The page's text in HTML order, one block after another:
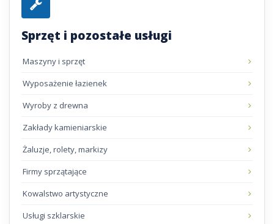
Sprzęt i pozostałe usługi
Maszyny i sprzęt
Wyposażenie łazienek
Wyroby z drewna
Zakłady kamieniarskie
Żaluzje, rolety, markizy
Firmy sprzątające
Kowalstwo artystyczne
Usługi szklarskie